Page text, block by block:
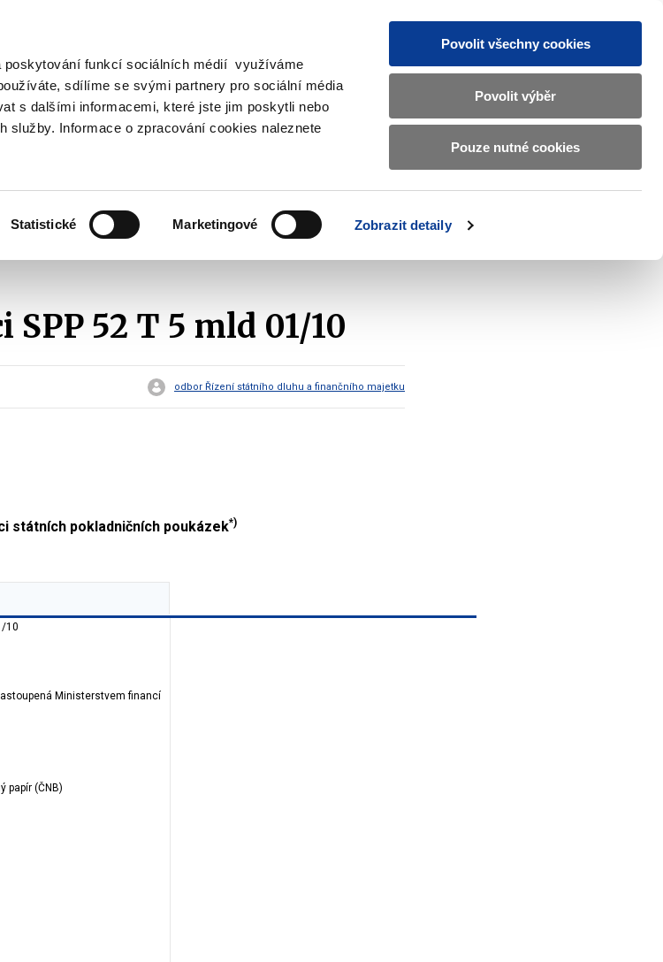
poskytování funkcí sociálních médií využíváme
sdílíme se svými partnery pro sociální média
s dalšími informacemi, které jste jim poskytli nebo
služby. Informace o zpracování cookies naleznete
Statistické Marketingové Zobrazit detaily
Povolit všechny cookies
Povolit výběr
Pouze nutné cookies
Vyhledat
CZ EN
Základní
informace
o
Ministerstvu
financí
submenu
submenu
účetnictví
submenu
EU
submenu
Oznámení o aukci SPP Oznámení o aukci SPP 52 T 5 mld 01/10
52 T 5 mld 01/10
odbor Řízení státního dluhu a finančního majetku
státních pokladničních poukázek*)
10
Ministerstvem financí
papír (ČNB)